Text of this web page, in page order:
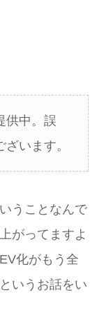
供中。誤
います。
うことなんで
がってますよ
化がもう全
いうお話をい